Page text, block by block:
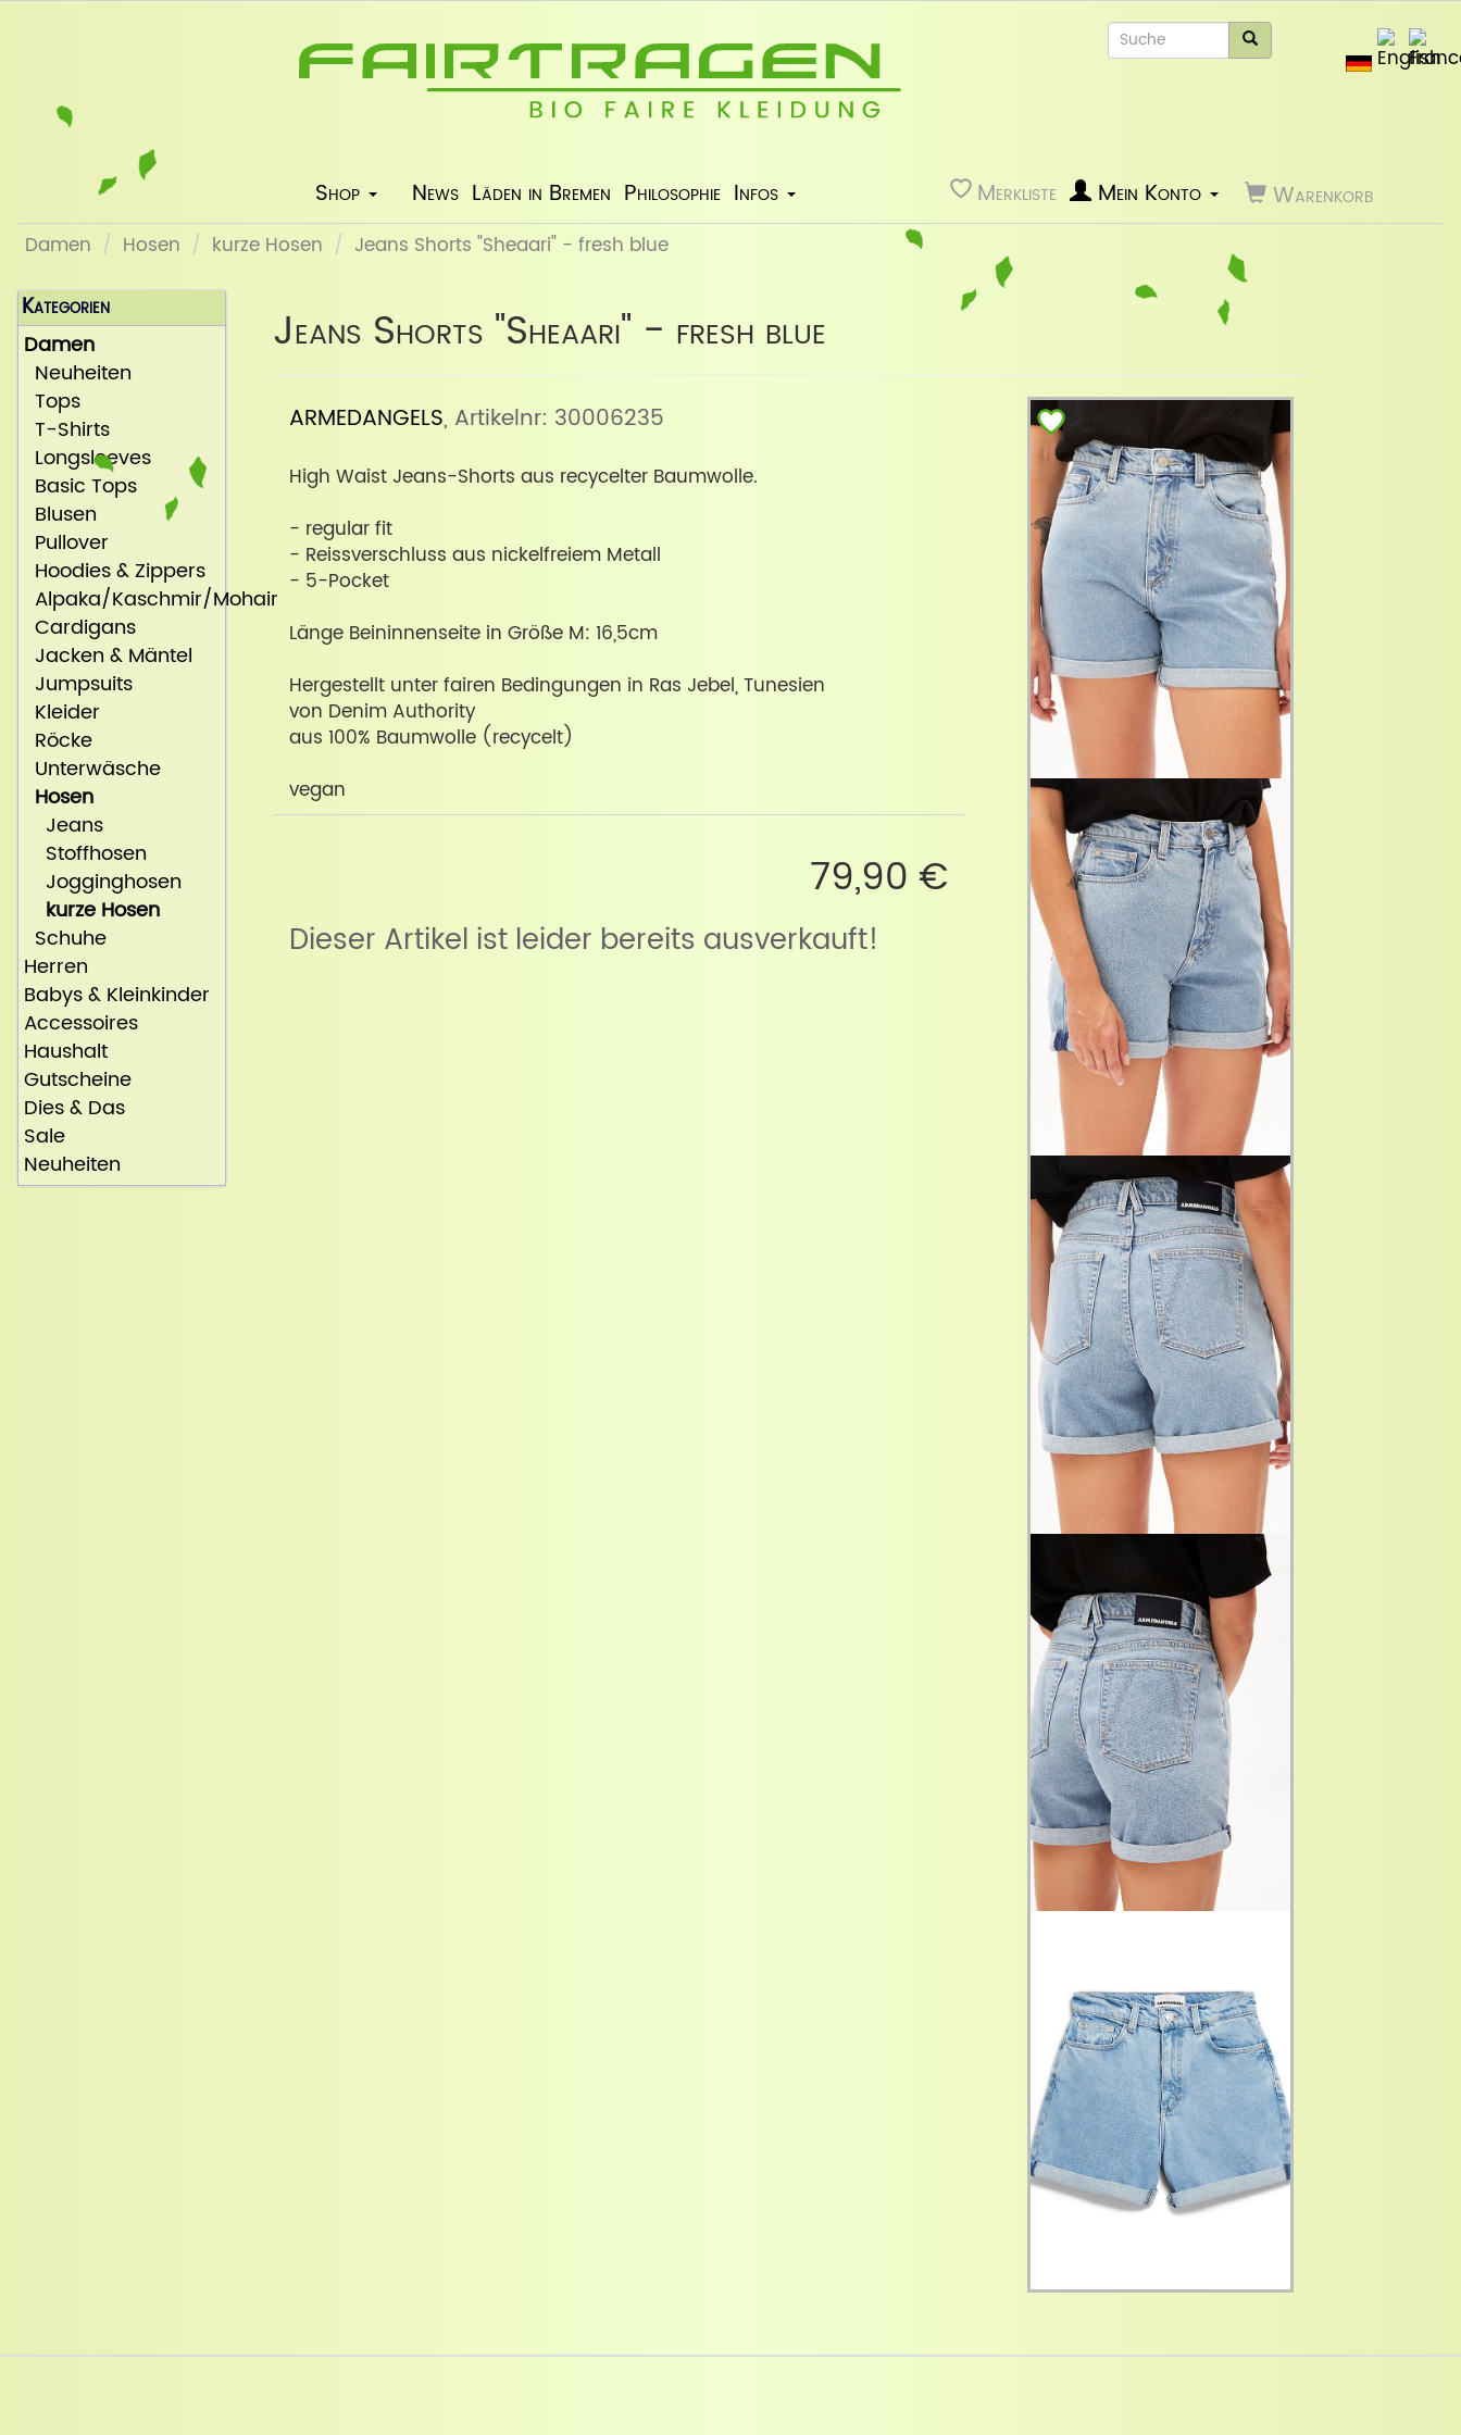
Shop News Läden in Bremen Philosophie Infos Merkliste Warenkorb
Mein Konto
Damen Hosen kurze Hosen Jeans Shorts "Sheaari" - fresh blue
Jeans Shorts "Sheaari" - fresh blue
ARMEDANGELS, Artikelnr: 30006235
High Waist Jeans-Shorts aus recycelter Baumwolle.
- regular fit
- Reissverschluss aus nickelfreiem Metall
- 5-Pocket
Länge Beininnenseite in Größe M: 16,5cm
Hergestellt unter fairen Bedingungen in Ras Jebel, Tunesien
von Denim Authority
aus 100% Baumwolle (recycelt)
vegan
79,90 €
Dieser Artikel ist leider bereits ausverkauft!
Kategorien
Damen
Neuheiten
Tops
T-Shirts
Longsleeves
Basic Tops
Blusen
Pullover
Hoodies & Zippers
Alpaka/Kaschmir/Mohair
Cardigans
Jacken & Mäntel
Jumpsuits
Kleider
Röcke
Unterwäsche
Hosen
Jeans
Stoffhosen
Jogginghosen
kurze Hosen
Schuhe
Herren
Babys & Kleinkinder
Accessoires
Haushalt
Gutscheine
Dies & Das
Sale
Neuheiten